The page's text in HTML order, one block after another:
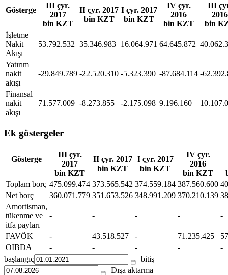
Gösterge
III çyr.
2017
bin KZT
II çyr. 2017
bin KZT
I çyr. 2017
bin KZT
IV çyr.
2016
bin KZT
III
2016
bin
İşletme
Nakit
Akışı
53.792.532 35.346.983 16.064.971 64.645.872
Yatırım
nakit
akışı
-29.849.789 -22.520.310 -5.323.390 -87.684.114 -
Finansal
nakit
akışı
71.577.009 -8.273.855 -2.175.098 9.196.160
Ek göstergeler
Gösterge
III çyr.
2017
bin KZT
II çyr. 2017
bin KZT
I çyr. 2017
bin KZT
IV çyr.
2016
bin KZT
Toplam borç 475.099.474 373.565.542 374.559.184 387.560.600
Net borç
360.071.779 351.653.526 348.991.209 370.210.139
Amortisman,
tükenme ve
itfa payları
- - - - -
FAVÖK - 43.518.527 - 71.235.425
OIBDA
- - - -
-
başlangıç
bitiş
Dışa aktarma